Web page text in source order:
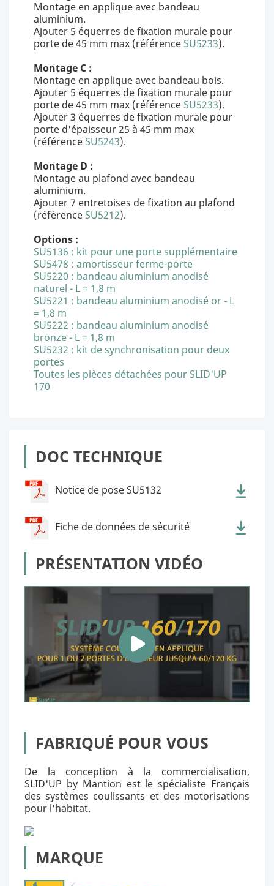
Montage en applique avec bandeau
aluminium.
Ajouter 5 équerres de fixation murale pour
porte de 45 mm max (référenceSU5233).
Montage C :
Montage en applique avec bandeau bois.
Ajouter 5 équerres de fixation murale pour
porte de 45 mm max (référenceSU5233).
Ajouter 3 équerres de fixation murale pour
porte d'épaisseur 25 à 45 mm max
(référenceSU5243).
Montage D :
Montage au plafond avec bandeau
aluminium.
Ajouter 7 entretoises de fixation au plafond
(référenceSU5212).
Options :
SU5136 : kit pour une porte supplémentaire
SU5478 : amortisseur ferme-porte
SU5220 : bandeau aluminium anodisé
naturel - L = 1,8 m
SU5221 : bandeau aluminium anodisé or - L
= 1,8 m
SU5222 : bandeau aluminium anodisé
bronze - L = 1,8 m
SU5232 : kit de synchronisation pour deux
portes
Toutes les pièces détachées pour SLID'UP
170
DOC TECHNIQUE
Notice de pose SU5132
Fiche de données de sécurité
PRÉSENTATION VIDÉO
FABRIQUÉ POUR VOUS
De la conception à la commercialisation,
SLID'UP by Mantion est le spécialiste Français
des systèmes coulissants et des motorisations
pour l'habitat.
MARQUE